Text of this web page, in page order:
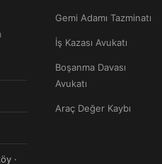
·
Gemi Adamı Tazminatı
İş Kazası Avukatı
Boşanma Davası
Avukatı
Araç Değer Kaybı